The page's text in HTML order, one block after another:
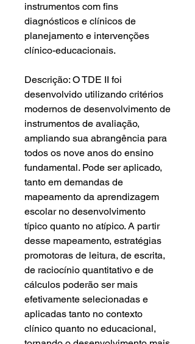
instrumentos com fins
diagnósticos e clínicos de
planejamento e intervenções
clínico-educacionais.
Descrição: O TDE II foi
desenvolvido utilizando critérios
modernos de desenvolvimento de
instrumentos de avaliação,
ampliando sua abrangência para
todos os nove anos do ensino
fundamental. Pode ser aplicado,
tanto em demandas de
mapeamento da aprendizagem
escolar no desenvolvimento
típico quanto no atípico. A partir
desse mapeamento, estratégias
promotoras de leitura, de escrita,
de raciocínio quantitativo e de
cálculos poderão ser mais
efetivamente selecionadas e
aplicadas tanto no contexto
clínico quanto no educacional,